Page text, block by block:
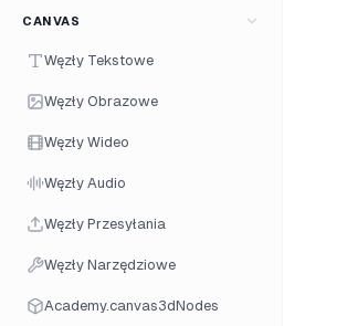
CANVAS
Węzły Tekstowe
Węzły Obrazowe
Węzły Wideo
Węzły Audio
Węzły Przesyłania
Węzły Narzędziowe
Academy.canvas3dNodes